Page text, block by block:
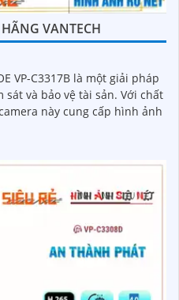
VANTECH
VP-C3317B là một giải pháp
bảo vệ tài sản. Với chất
này cung cấp hình ảnh